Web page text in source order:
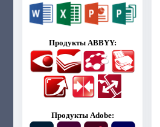
Продукты ABBYY:
Продукты Adobe: